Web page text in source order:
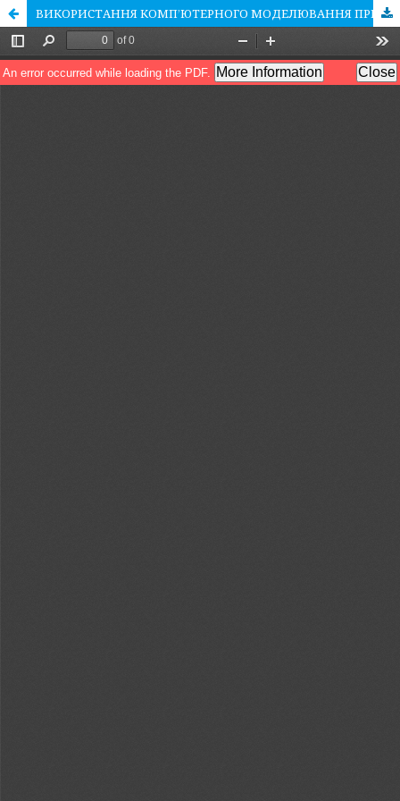
ВИКОРИСТАННЯ КОМП’ЮТЕРНОГО МОДЕЛЮВАННЯ ПРИ ВИРІШЕННІ ЗАВДАНЬ ПОЖЕЖНОЇ БЕЗПЕКИ